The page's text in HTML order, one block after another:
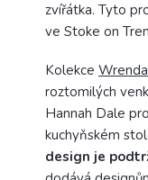
zvířátka. Tyto
ve Stoke on
Kolekce
roztomilých
Hannah Dale
kuchyňském
design je